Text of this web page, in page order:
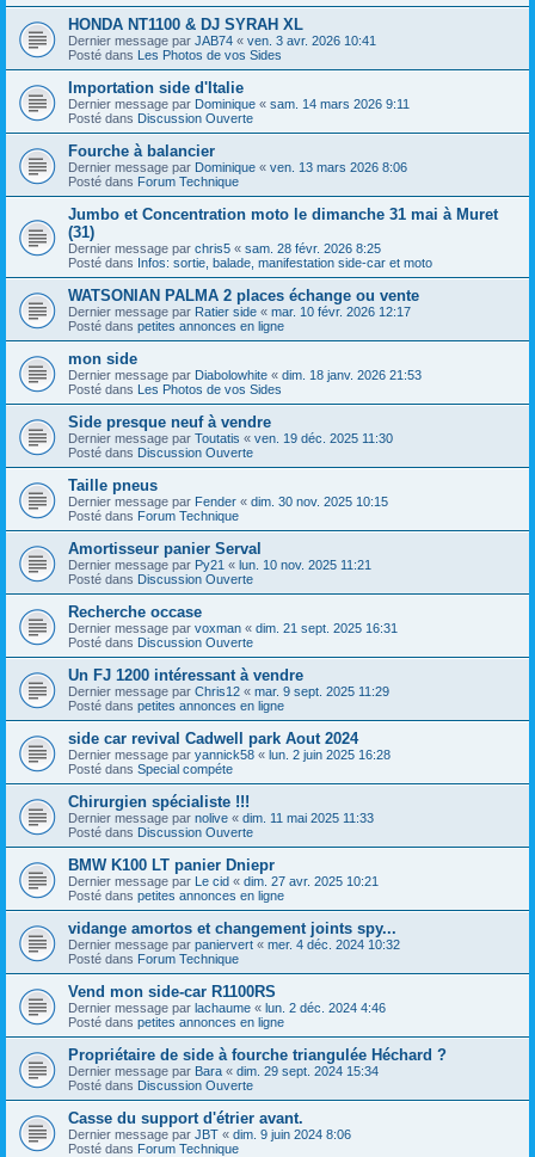
HONDA NT1100 & DJ SYRAH XL
Dernier message par JAB74 « ven. 3 avr. 2026 10:41
Posté dans Les Photos de vos Sides
Importation side d'Italie
Dernier message par Dominique « sam. 14 mars 2026 9:11
Posté dans Discussion Ouverte
Fourche à balancier
Dernier message par Dominique « ven. 13 mars 2026 8:06
Posté dans Forum Technique
Jumbo et Concentration moto le dimanche 31 mai à Muret
(31)
Dernier message par chris5 « sam. 28 févr. 2026 8:25
Posté dans Infos: sortie, balade, manifestation side-car et moto
WATSONIAN PALMA 2 places échange ou vente
Dernier message par Ratier side « mar. 10 févr. 2026 12:17
Posté dans petites annonces en ligne
mon side
Dernier message par Diabolowhite « dim. 18 janv. 2026 21:53
Posté dans Les Photos de vos Sides
Side presque neuf à vendre
Dernier message par Toutatis « ven. 19 déc. 2025 11:30
Posté dans Discussion Ouverte
Taille pneus
Dernier message par Fender « dim. 30 nov. 2025 10:15
Posté dans Forum Technique
Amortisseur panier Serval
Dernier message par Py21 « lun. 10 nov. 2025 11:21
Posté dans Discussion Ouverte
Recherche occase
Dernier message par voxman « dim. 21 sept. 2025 16:31
Posté dans Discussion Ouverte
Un FJ 1200 intéressant à vendre
Dernier message par Chris12 « mar. 9 sept. 2025 11:29
Posté dans petites annonces en ligne
side car revival Cadwell park Aout 2024
Dernier message par yannick58 « lun. 2 juin 2025 16:28
Posté dans Special compéte
Chirurgien spécialiste !!!
Dernier message par nolive « dim. 11 mai 2025 11:33
Posté dans Discussion Ouverte
BMW K100 LT panier Dniepr
Dernier message par Le cid « dim. 27 avr. 2025 10:21
Posté dans petites annonces en ligne
vidange amortos et changement joints spy...
Dernier message par paniervert « mer. 4 déc. 2024 10:32
Posté dans Forum Technique
Vend mon side-car R1100RS
Dernier message par lachaume « lun. 2 déc. 2024 4:46
Posté dans petites annonces en ligne
Propriétaire de side à fourche triangulée Héchard ?
Dernier message par Bara « dim. 29 sept. 2024 15:34
Posté dans Discussion Ouverte
Casse du support d'étrier avant.
Dernier message par JBT « dim. 9 juin 2024 8:06
Posté dans Forum Technique